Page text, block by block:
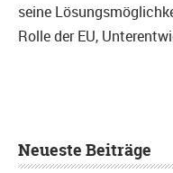
seine
Rolle der EU,
Neueste Beiträge